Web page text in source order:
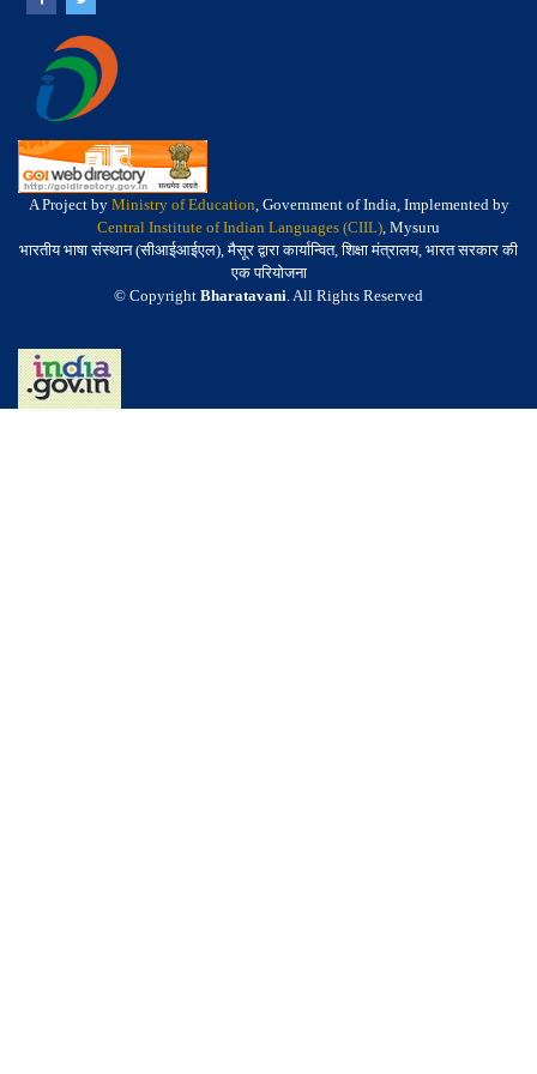
A Project by Ministry of Education, Government of India, Implemented by
Central Institute of Indian Languages (CIIL), Mysuru
भारतीय भाषा संस्थान (सीआईआईएल), मैसूर द्वारा कार्यान्वित, शिक्षा मंत्रालय, भारत सरकार की
एक परियोजना
© Copyright Bharatavani. All Rights Reserved